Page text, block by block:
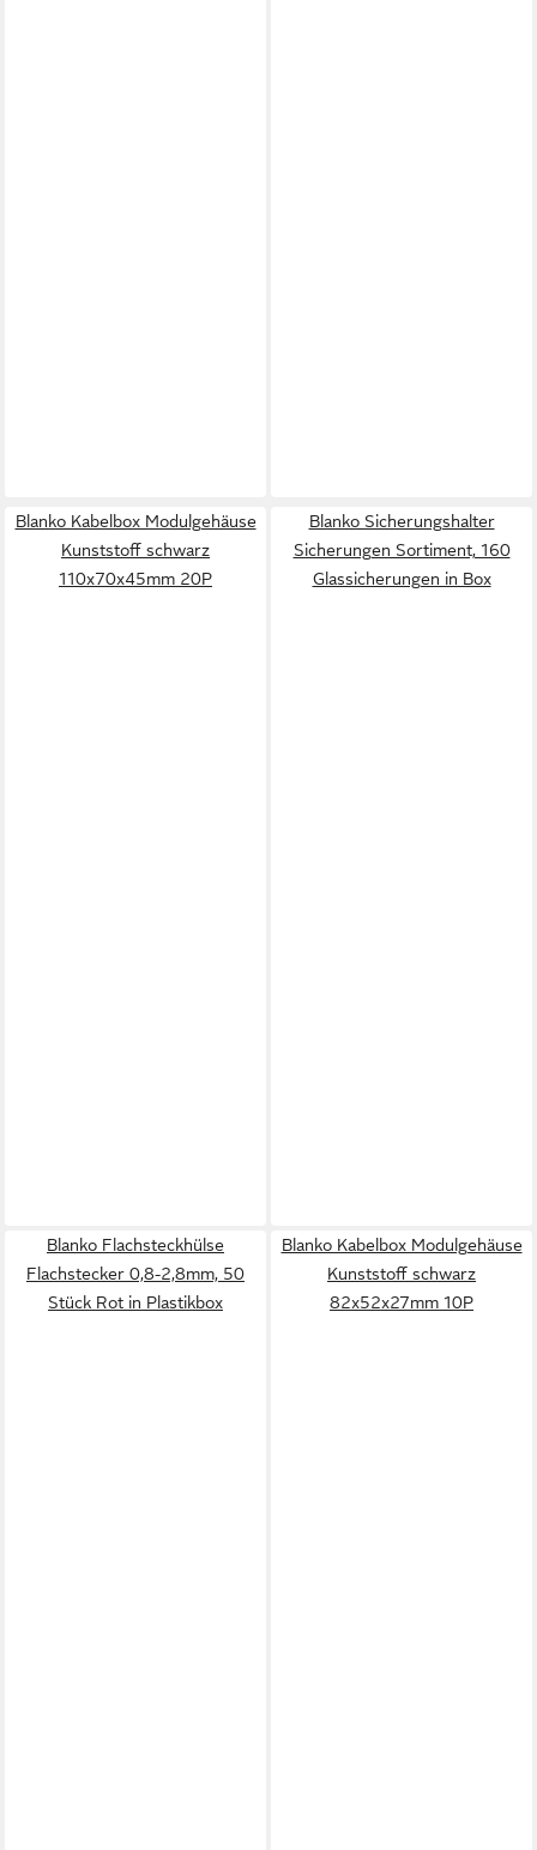
Blanko Kabelbox Modulgehäuse
Kunststoff schwarz
110x70x45mm 20P
Blanko Sicherungshalter
Sicherungen Sortiment, 160
Glassicherungen in Box
Blanko Flachsteckhülse
Flachstecker 0,8-2,8mm, 50
Stück Rot in Plastikbox
Blanko Kabelbox Modulgehäuse
Kunststoff schwarz
82x52x27mm 10P